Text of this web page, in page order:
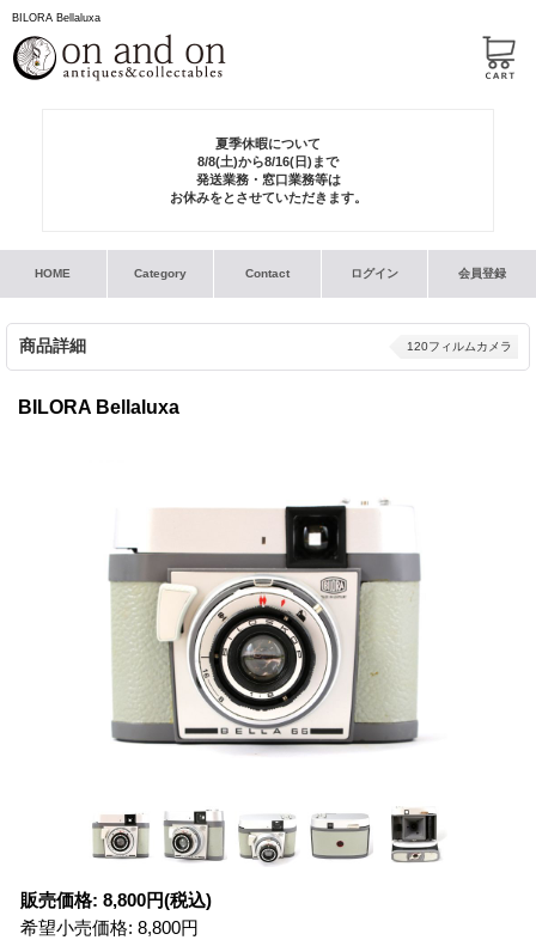
BILORA Bellaluxa
夏季休暇について
8/8(土)から8/16(日)まで
発送業務・窓口業務等は
お休みをとさせていただきます。
HOME Category Contact ログイン 会員登録
商品詳細 120フィルムカメラ
BILORA Bellaluxa
販売価格: 8,800円(税込)
希望小売価格: 8,800円